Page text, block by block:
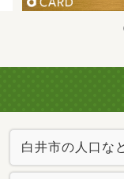
白井市の人口な